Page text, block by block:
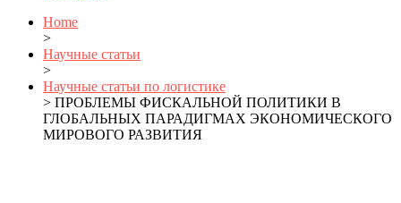
Home
>
Научные статьи
>
Научные статьи по логистике
> ПРОБЛЕМЫ ФИСКАЛЬНОЙ ПОЛИТИКИ В
ГЛОБАЛЬНЫХ ПАРАДИГМАХ ЭКОНОМИЧЕСКОГО
МИРОВОГО РАЗВИТИЯ